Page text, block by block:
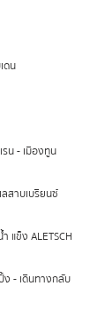
ดน
รน - เมืองทูน
ลสาบเบรียนซ์
แข็ง ALETSCH
ง - เดินทางกลับ